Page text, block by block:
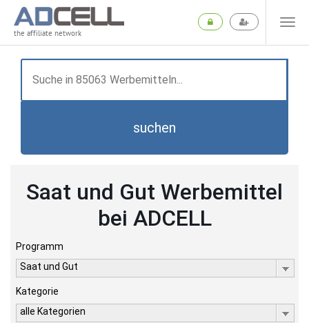
the affiliate network
suchen
Saat und Gut Werbemittel
bei ADCELL
Programm
Saat und Gut
Kategorie
alle Kategorien